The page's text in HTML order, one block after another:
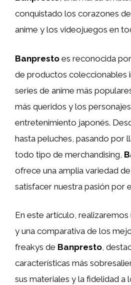
conquistado los corazones
anime y los videojuegos en
Banpresto es reconocida
de productos coleccionables
series de anime más
más queridos y los
entretenimiento japonés.
hasta peluches, pasando por
todo tipo de merchandising,
ofrece una amplia variedad
satisfacer nuestra pasión por
En este artículo, realizaremos
y una comparativa de los
freakys de Banpresto,
características más
sus materiales y la fidelidad a